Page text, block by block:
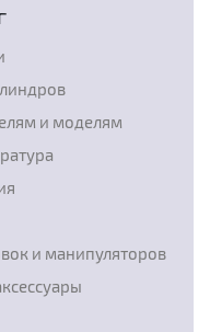
и моделям
и манипуляторов